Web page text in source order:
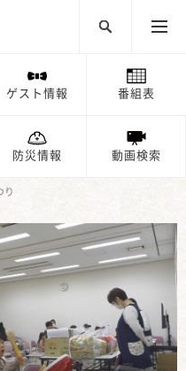
ゲスト情報 番組表
防災情報 動画検索
り